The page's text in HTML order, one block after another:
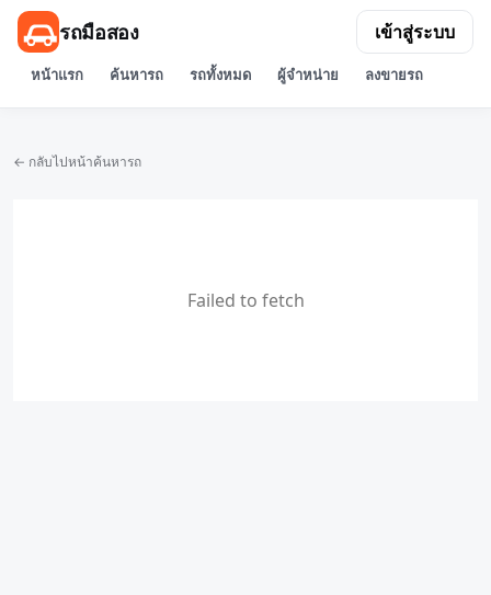
รถมือสอง
หน้าแรก ค้นหารถ รถทั้งหมด ผู้จำหน่าย ลงขายรถ
เข้าสู่ระบบ
← กลับไปหน้าค้นหารถ
Failed to fetch